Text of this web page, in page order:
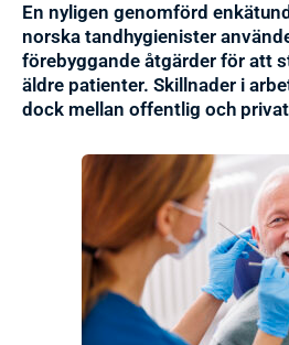
En nyligen genomförd
norska tandhygienister
förebyggande åtgärder för att
äldre patienter. Skillnader i
dock mellan offentlig och